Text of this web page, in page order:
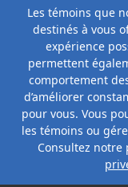
Plus
Par
Mise
Un
Les témoins que
destinés à vous
expérience
permettent
comportement
d’améliorer
pour vous. Vous
les témoins ou
Consultez notre